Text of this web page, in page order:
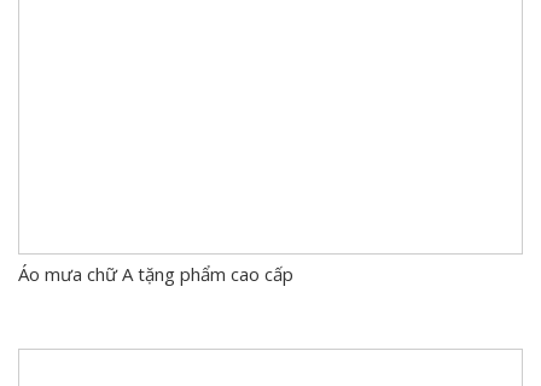
Áo mưa chữ A tặng phẩm cao cấp